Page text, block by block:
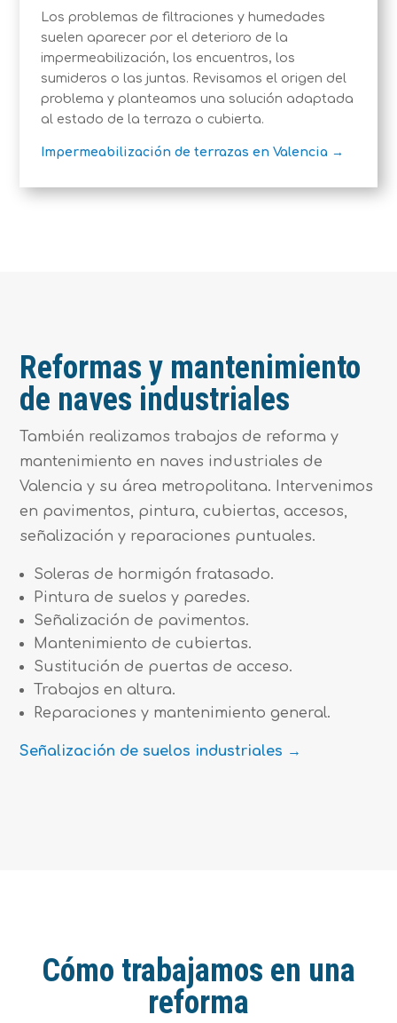
Los problemas de filtraciones y humedades
suelen aparecer por el deterioro de la
impermeabilización, los encuentros, los
sumideros o las juntas. Revisamos el origen del
problema y planteamos una solución adaptada
al estado de la terraza o cubierta.
Impermeabilización de terrazas en Valencia →
Reformas y mantenimiento
de naves industriales
También realizamos trabajos de reforma y
mantenimiento en naves industriales de
Valencia y su área metropolitana. Intervenimos
en pavimentos, pintura, cubiertas, accesos,
señalización y reparaciones puntuales.
Soleras de hormigón fratasado.
Pintura de suelos y paredes.
Señalización de pavimentos.
Mantenimiento de cubiertas.
Sustitución de puertas de acceso.
Trabajos en altura.
Reparaciones y mantenimiento general.
Señalización de suelos industriales →
Cómo trabajamos en una
reforma